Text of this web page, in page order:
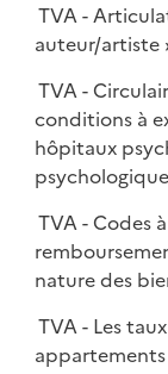
TVA -
auteur/artiste
TVA -
conditions à
hôpitaux
TVA - Codes
nature des
TVA - Les